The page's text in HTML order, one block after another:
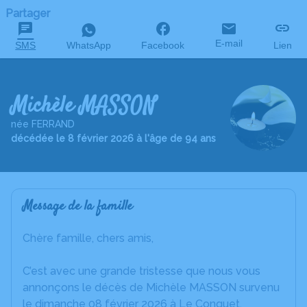
Partager
SMS WhatsApp Facebook E-mail Lien
Michèle MASSON
née FERRAND
décédée le 8 février 2026 à l'âge de 94 ans
Message de la famille
Chère famille, chers amis,
C’est avec une grande tristesse que nous vous
annonçons le décès de Michèle MASSON survenu
le dimanche 08 février 2026 à Le Conquet.